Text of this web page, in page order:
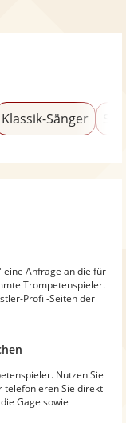
Klassik-Sänger
eine Anfrage an die für
Trompetenspieler.
Profil-Seiten der
Nutzen Sie
telefonieren Sie direkt
Gage sowie